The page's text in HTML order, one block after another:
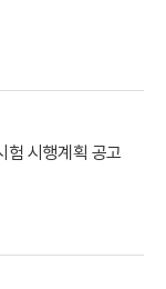
시행계획 공고